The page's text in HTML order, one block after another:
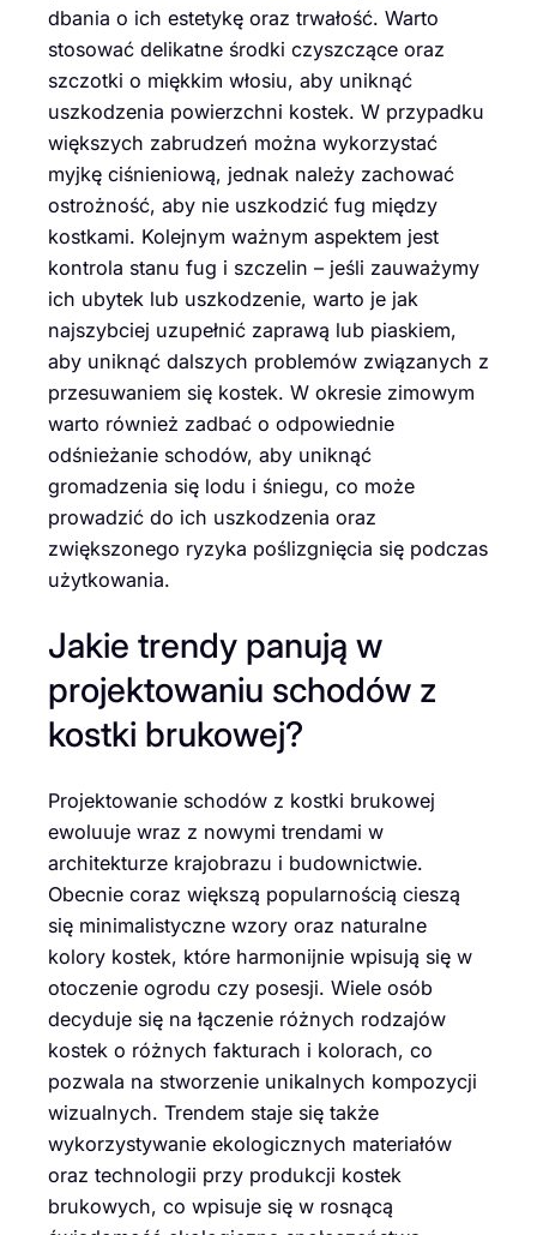
dbania o ich estetykę oraz trwałość. Warto
stosować delikatne środki czyszczące oraz
szczotki o miękkim włosiu, aby uniknąć
uszkodzenia powierzchni kostek. W przypadku
większych zabrudzeń można wykorzystać
myjkę ciśnieniową, jednak należy zachować
ostrożność, aby nie uszkodzić fug między
kostkami. Kolejnym ważnym aspektem jest
kontrola stanu fug i szczelin – jeśli zauważymy
ich ubytek lub uszkodzenie, warto je jak
najszybciej uzupełnić zaprawą lub piaskiem,
aby uniknąć dalszych problemów związanych z
przesuwaniem się kostek. W okresie zimowym
warto również zadbać o odpowiednie
odśnieżanie schodów, aby uniknąć
gromadzenia się lodu i śniegu, co może
prowadzić do ich uszkodzenia oraz
zwiększonego ryzyka poślizgnięcia się podczas
użytkowania.
Jakie trendy panują w
projektowaniu schodów z
kostki brukowej?
Projektowanie schodów z kostki brukowej
ewoluuje wraz z nowymi trendami w
architekturze krajobrazu i budownictwie.
Obecnie coraz większą popularnością cieszą
się minimalistyczne wzory oraz naturalne
kolory kostek, które harmonijnie wpisują się w
otoczenie ogrodu czy posesji. Wiele osób
decyduje się na łączenie różnych rodzajów
kostek o różnych fakturach i kolorach, co
pozwala na stworzenie unikalnych kompozycji
wizualnych. Trendem staje się także
wykorzystywanie ekologicznych materiałów
oraz technologii przy produkcji kostek
brukowych, co wpisuje się w rosnącą